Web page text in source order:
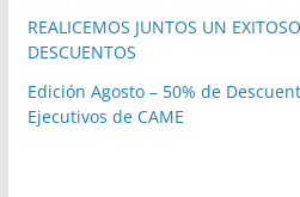
REALICEMOS JUNTOS UN
DESCUENTOS
Edición Agosto – 50% de
Ejecutivos de CAME